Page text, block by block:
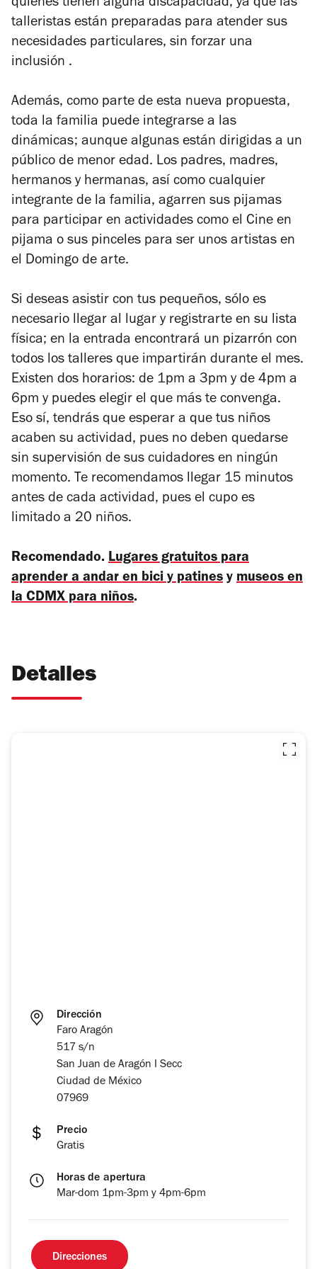
quienes tienen alguna discapacidad, ya que las
talleristas están preparadas para atender sus
necesidades particulares, sin forzar una
inclusión .
Además, como parte de esta nueva propuesta,
toda la familia puede integrarse a las
dinámicas; aunque algunas están dirigidas a un
público de menor edad. Los padres, madres,
hermanos y hermanas, así como cualquier
integrante de la familia, agarren sus pijamas
para participar en actividades como el Cine en
pijama o sus pinceles para ser unos artistas en
el Domingo de arte.
Si deseas asistir con tus pequeños, sólo es
necesario llegar al lugar y registrarte en su lista
física; en la entrada encontrará un pizarrón con
todos los talleres que impartirán durante el mes.
Existen dos horarios: de 1pm a 3pm y de 4pm a
6pm y puedes elegir el que más te convenga.
Eso sí, tendrás que esperar a que tus niños
acaben su actividad, pues no deben quedarse
sin supervisión de sus cuidadores en ningún
momento. Te recomendamos llegar 15 minutos
antes de cada actividad, pues el cupo es
limitado a 20 niños.
Recomendado. Lugares gratuitos para
aprender a andar en bici ypatines y museos en
la CDMX para niños.
Detalles
Dirección
Faro Aragón
517 s/n
San Juan de Aragón I Secc
Ciudad de México
07969
Precio
Gratis
Horas de apertura
Mar-dom 1pm-3pm y 4pm-6pm
Direcciones